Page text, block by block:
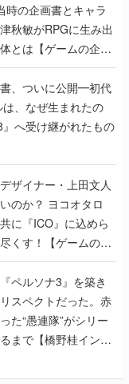
時の企画書とキャラ
秋敏がRPGに生み出
とは【ゲームの企画
書、ついに公開━初代
、なぜ生まれたの
へ受け継がれたもの
ザイナー・上田文人
のか？ ヨコオタロ
に『ICO』に込めら
くす！【ゲームの企
ペルソナ3』を築き
スペクトだった。赤
た“愚連隊”がシリー
まで【橋野桂インタ